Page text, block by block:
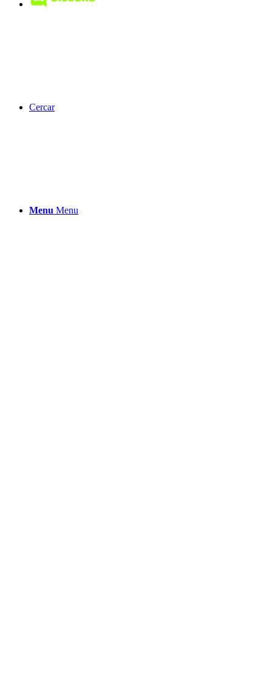
Cercar
Menu Menu